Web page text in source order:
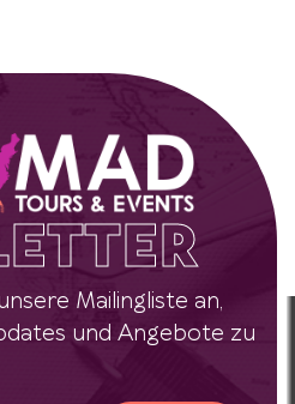
Mailingliste an,
und Angebote zu